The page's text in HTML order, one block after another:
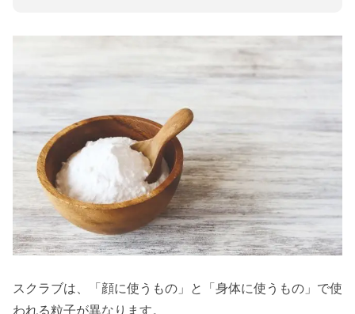
スクラブは、「顔に使うもの」と「身体に使うもの」で使
われる粒子が異なります。